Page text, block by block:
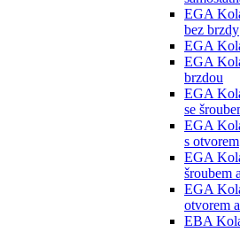
EGA
bez brzdy
EGA
EGA
brzdou
EGA
se
EGA
s otvorem
EGA
šroubem
EGA
otvorem
EBA